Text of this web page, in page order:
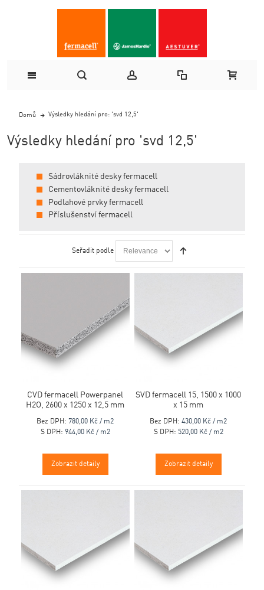
Domů Výsledky hledání pro: 'svd 12,5'
Výsledky hledání pro 'svd 12,5'
Sádrovláknité desky fermacell
Cementovláknité desky fermacell
Podlahové prvky fermacell
Příslušenství fermacell
Seřadit podle
CVD fermacell Powerpanel
H2O, 2600 x 1250 x 12,5 mm
Bez DPH: 780,00 Kč / m2
S DPH: 944,00 Kč / m2
Zobrazit detaily
SVD fermacell 15, 1500 x 1000
x 15 mm
Bez DPH: 430,00 Kč / m2
S DPH: 520,00 Kč / m2
Zobrazit detaily